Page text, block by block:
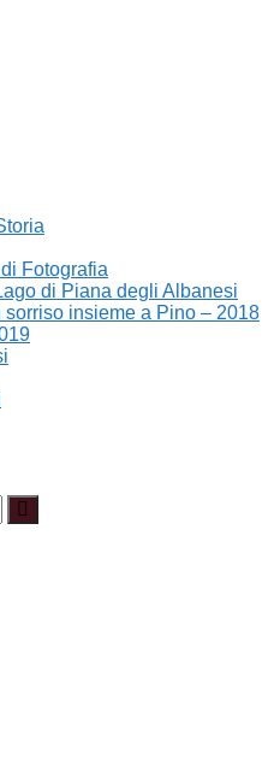
Fotografia
di Piana degli Albanesi
sorriso insieme a Pino – 2018